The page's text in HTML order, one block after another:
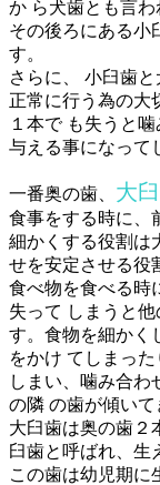
か ら犬歯とも言わ
その後ろにある小
す。
さらに、 小臼歯
正常に行う為の大
１本で も失うと
与える事になって
一番奥の歯、 大
食事をする時に、
細かくする役割は
せを安定させる役
食べ物を食べる時
失って しまうと
す。食物を細かく
をかけ てしまっ
しまい、噛み合わ
の隣 の歯が傾いて
大臼歯は奥の歯２
臼歯と呼ばれ、生
この歯は幼児期に